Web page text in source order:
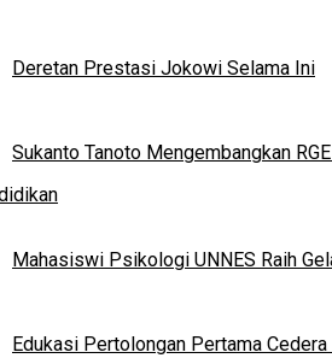
Deretan Prestasi Jokowi Selama Ini
Sukanto Tanoto Mengembangkan
Mahasiswi Psikologi UNNES Raih
Edukasi Pertolongan Pertama